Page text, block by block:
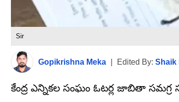
Sir
Gopikrishna Meka Edited By: Shaik
కేంద్ర ఎన్నికల సంఘం ఓటర్ల జాబితా సమగ్ర